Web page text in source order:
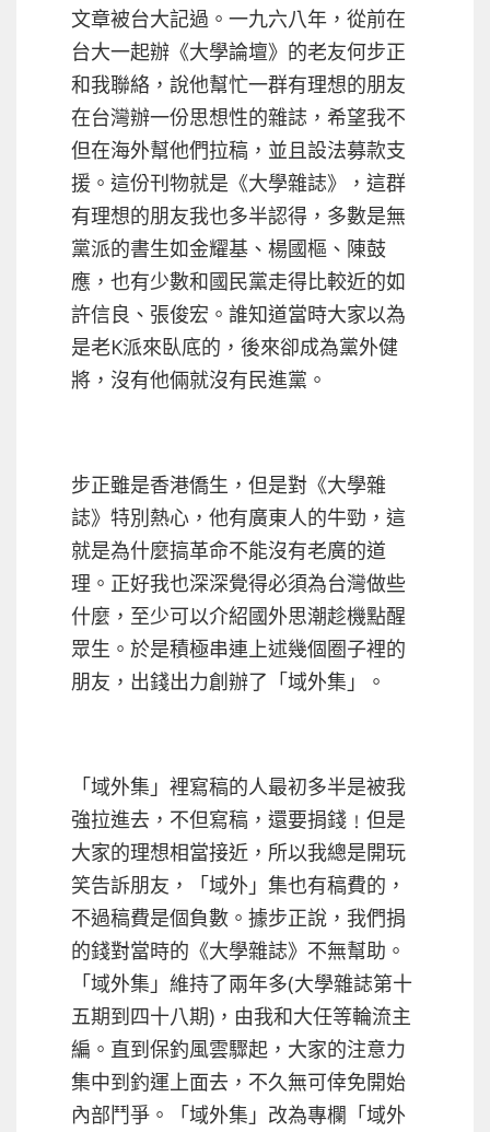
文章被台大記過。一九六八年，從前在
台大一起辦《大學論壇》的老友何步正
和我聯絡，說他幫忙一群有理想的朋友
在台灣辦一份思想性的雜誌，希望我不
但在海外幫他們拉稿，並且設法募款支
援。這份刊物就是《大學雜誌》，這群
有理想的朋友我也多半認得，多數是無
黨派的書生如金耀基、楊國樞、陳鼓
應，也有少數和國民黨走得比較近的如
許信良、張俊宏。誰知道當時大家以為
是老K派來臥底的，後來卻成為黨外健
將，沒有他倆就沒有民進黨。
步正雖是香港僑生，但是對《大學雜
誌》特別熱心，他有廣東人的牛勁，這
就是為什麼搞革命不能沒有老廣的道
理。正好我也深深覺得必須為台灣做些
什麼，至少可以介紹國外思潮趁機點醒
眾生。於是積極串連上述幾個圈子裡的
朋友，出錢出力創辦了「域外集」。
「域外集」裡寫稿的人最初多半是被我
強拉進去，不但寫稿，還要捐錢﹗但是
大家的理想相當接近，所以我總是開玩
笑告訴朋友，「域外」集也有稿費的，
不過稿費是個負數。據步正說，我們捐
的錢對當時的《大學雜誌》不無幫助。
「域外集」維持了兩年多(大學雜誌第十
五期到四十八期)，由我和大任等輪流主
編。直到保釣風雲驟起，大家的注意力
集中到釣運上面去，不久無可倖免開始
內部鬥爭。「域外集」改為專欄「域外